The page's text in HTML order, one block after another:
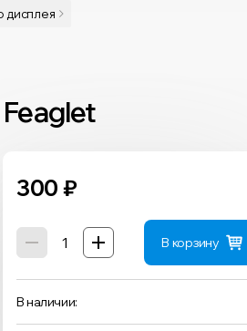
дисплея
300 ₽
В корзину
В наличии: